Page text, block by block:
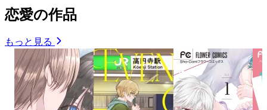
恋愛の作品
もっと見る